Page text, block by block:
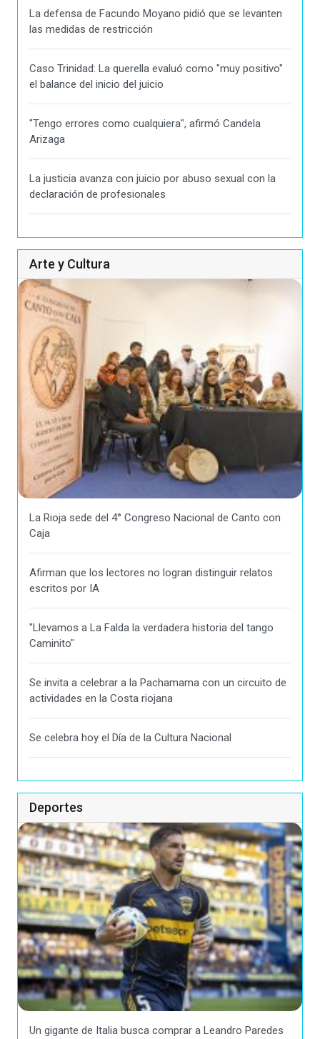
La defensa de Facundo Moyano pidió que se levanten
las medidas de restricción
Caso Trinidad: La querella evaluó como "muy positivo"
el balance del inicio del juicio
"Tengo errores como cualquiera", afirmó Candela
Arizaga
La justicia avanza con juicio por abuso sexual con la
declaración de profesionales
Arte y Cultura
La Rioja sede del 4° Congreso Nacional de Canto con
Caja
Afirman que los lectores no logran distinguir relatos
escritos por IA
"Llevamos a La Falda la verdadera historia del tango
Caminito"
Se invita a celebrar a la Pachamama con un circuito de
actividades en la Costa riojana
Se celebra hoy el Día de la Cultura Nacional
Deportes
Un gigante de Italia busca comprar a Leandro Paredes